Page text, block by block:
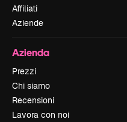
Affiliati
Aziende
Azienda
Prezzi
Chi siamo
Recensioni
Lavora con noi